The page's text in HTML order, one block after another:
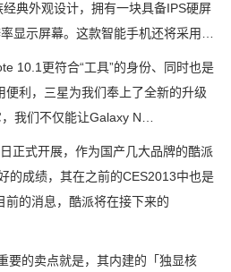
典外观设计，拥有一块具备IPS硬屏
显示屏幕。这款智能手机还将采用…
更符合“工具”的身份、同时也是
便利，三星为我们奉上了全新的升级
我们不仅能让Galaxy N…
式开展，作为国产几大品牌的酷派
的成绩，其在之前的CES2013中也是
的消息，酷派将在接下来的
的卖点就是，其内建的「独显核